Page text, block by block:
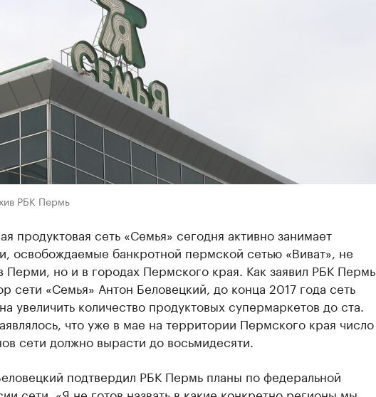
РБК Пермь
продуктовая сеть «Семья» сегодня активно занимает
освобождаемые банкротной пермской сетью «Виват», не
Перми, но и в городах Пермского края. Как заявил РБК Пермь
сети «Семья» Антон Беловецкий, до конца 2017 года сеть
увеличить количество продуктовых супермаркетов до ста.
что уже в мае на территории Пермского края число
сети должно вырасти до восьмидесяти.
подтвердил РБК Пермь планы по федеральной